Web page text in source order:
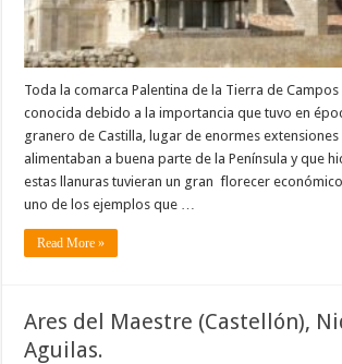
Toda la comarca Palentina de la Tierra de
conocida debido a la importancia que tuvo en
granero de Castilla, lugar de enormes
alimentaban a buena parte de la Península y que
estas llanuras tuvieran un gran florecer
uno de los ejemplos que …
Read More »
Ares del Maestre (Castellón),
Aguilas.